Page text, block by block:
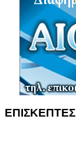
ΕΠΙΣΚΕΠΤΕΣ